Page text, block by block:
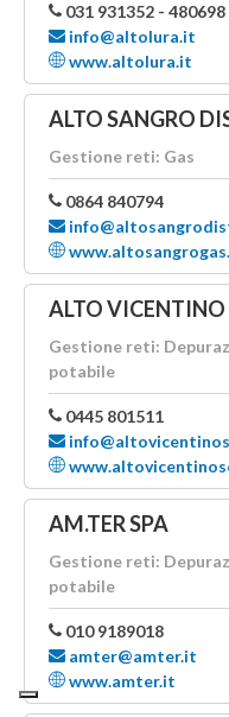
031 931352 - 480698
info@altolura.it
www.altolura.it
ALTO SANGRO
Gestione reti: Gas
0864 840794
ALTO VICENTINO
Gestione reti:
potabile
0445 801511
AM.TER SPA
Gestione reti:
potabile
010 9189018
amter@amter.it
www.amter.it